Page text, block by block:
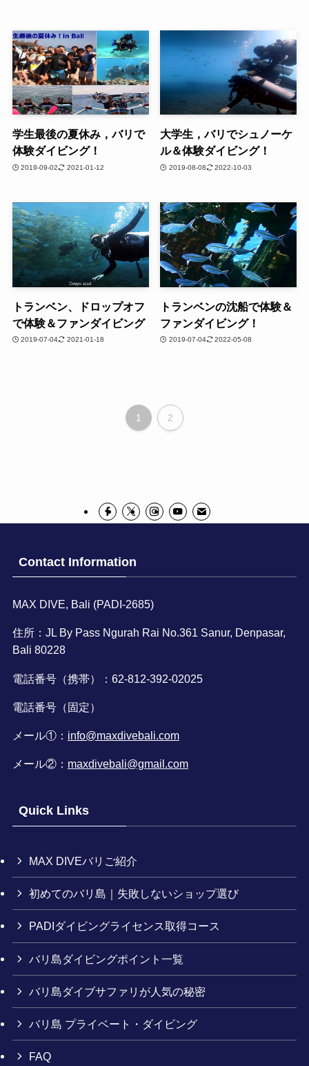
学生最後の夏休み，バリで
体験ダイビング！
2019-09-02 2021-01-12
大学生，バリでシュノーケ
ル＆体験ダイビング！
2019-08-08 2022-10-03
トランベン、ドロップオフ
で体験＆ファンダイビング
2019-07-04 2021-01-18
トランベンの沈船で体験＆
ファンダイビング！
2019-07-04 2022-05-08
1 2
Contact Information
MAX DIVE, Bali (PADI-2685)
住所：JL By Pass Ngurah Rai No.361 Sanur, Denpasar,
Bali 80228
電話番号（携帯）：62-812-392-02025
電話番号（固定）
メール①： info@maxdivebali.com
メール②： maxdivebali@gmail.com
Quick Links
MAX DIVEバリご紹介
初めてのバリ島｜失敗しないショップ選び
PADIダイビングライセンス取得コース
バリ島ダイビングポイント一覧
バリ島ダイブサファリが人気の秘密
バリ島 プライベート・ダイビング
FAQ